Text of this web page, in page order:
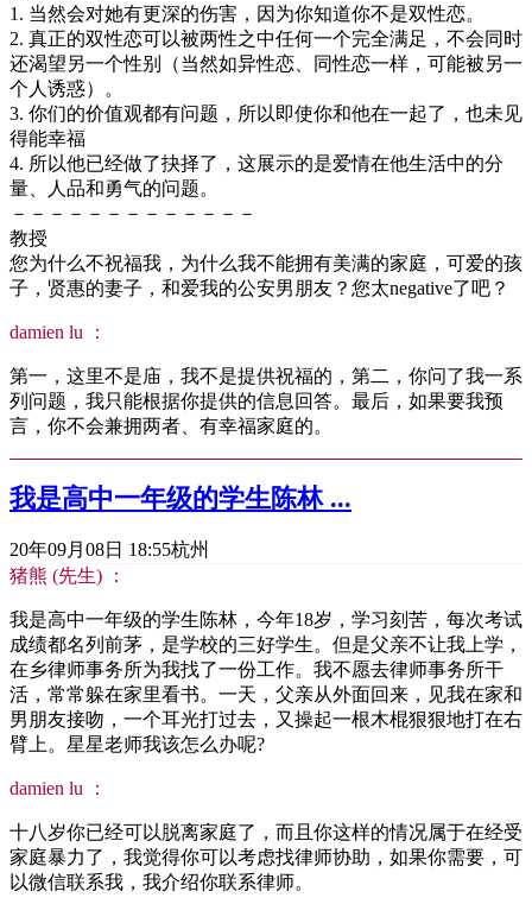
1. 当然会对她有更深的伤害，因为你知道你不是双性恋。
2. 真正的双性恋可以被两性之中任何一个完全满足，不会同时
还渴望另一个性别（当然如异性恋、同性恋一样，可能被另一
个人诱惑）。
3. 你们的价值观都有问题，所以即使你和他在一起了，也未见
得能幸福
4. 所以他已经做了抉择了，这展示的是爱情在他生活中的分
量、人品和勇气的问题。
－－－－－－－－－－－－－
教授
您为什么不祝福我，为什么我不能拥有美满的家庭，可爱的孩
子，贤惠的妻子，和爱我的公安男朋友？您太negative了吧？
damien lu ：
第一，这里不是庙，我不是提供祝福的，第二，你问了我一系
列问题，我只能根据你提供的信息回答。最后，如果要我预
言，你不会兼拥两者、有幸福家庭的。
我是高中一年级的学生陈林 ...
20年09月08日 18:55杭州
猪熊 (先生) ：
我是高中一年级的学生陈林，今年18岁，学习刻苦，每次考试
成绩都名列前茅，是学校的三好学生。但是父亲不让我上学，
在乡律师事务所为我找了一份工作。我不愿去律师事务所干
活，常常躲在家里看书。一天，父亲从外面回来，见我在家和
男朋友接吻，一个耳光打过去，又操起一根木棍狠狠地打在右
臂上。星星老师我该怎么办呢?
damien lu ：
十八岁你已经可以脱离家庭了，而且你这样的情况属于在经受
家庭暴力了，我觉得你可以考虑找律师协助，如果你需要，可
以微信联系我，我介绍你联系律师。